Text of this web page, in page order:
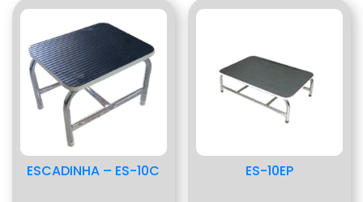
ESCADINHA – ES-10C ES-10EP